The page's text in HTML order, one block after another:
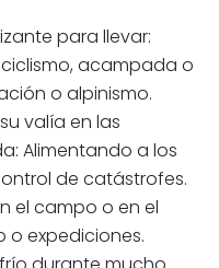
para llevar:
acampada o
o alpinismo.
valía en las
Alimentando a los
de catástrofes.
el campo o en el
o expediciones.